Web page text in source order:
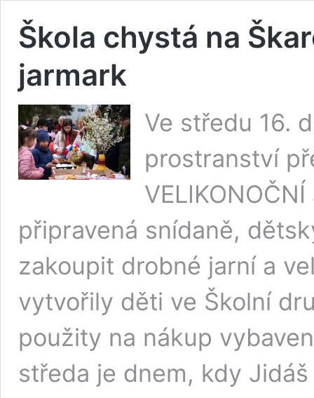
Škola chystá na
jarmark
Ve středu 16.
prostranství
připravená snídaně,
zakoupit drobné jarní a
vytvořily děti ve Školní
použity na nákup
středa je dnem, kdy